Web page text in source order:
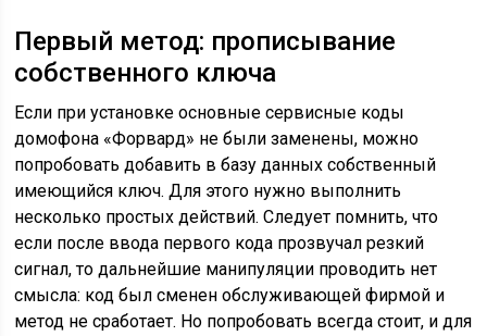
Первый метод: прописывание
собственного ключа
Если при установке основные сервисные коды
домофона «Форвард» не были заменены, можно
попробовать добавить в базу данных собственный
имеющийся ключ. Для этого нужно выполнить
несколько простых действий. Следует помнить, что
если после ввода первого кода прозвучал резкий
сигнал, то дальнейшие манипуляции проводить нет
смысла: код был сменен обслуживающей фирмой и
метод не сработает. Но попробовать всегда стоит, и для